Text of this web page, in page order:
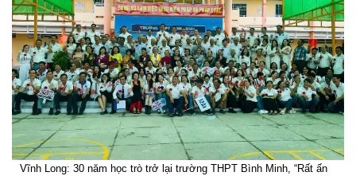
Vĩnh Long: 30 năm học trò trở lại trường THPT Bình Minh, “Rất ấn